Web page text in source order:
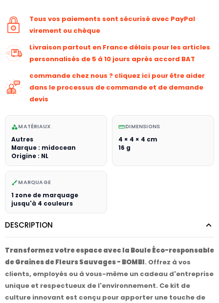
Tous vos paiements sont sécurisé avec PayPal
virement ou chèque
Livraison partout en France délais pour les articles
personnalisés de 5 à 10 jours après accord BAT
commande chez nous ? cliquez ici pour être aider
dans le processus de commande et de demande
devis
categoryMATÉRIAUX
Autres
Marque : midocean
Origine : NL
straightenDIMENSIONS
4 × 4 × 4 cm
16 g
brush MARQUAGE
1 zone de marquage
jusqu'à 4 couleurs
DESCRIPTION
Transformez votre espace avec la Boule Éco-responsable
de Graines de Fleurs Sauvages - BOMBI. Offrez à vos
clients, employés ou à vous-même un cadeau d'entreprise
unique et respectueux de l'environnement. Ce kit de
culture innovant est conçu pour apporter une touche de